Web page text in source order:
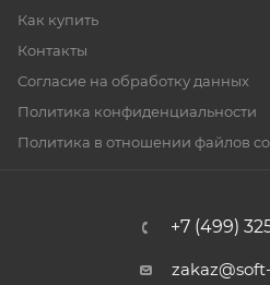
Как купить
Контакты
Согласие на обработку данных
Политика конфиденциальности
Политика в отношении файлов
+7 (499)